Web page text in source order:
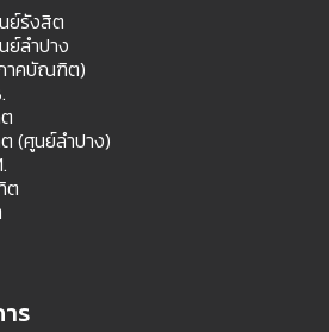
ย์รังสิต
ลำปาง
าคบัณฑิต)
(ศูนย์ลำปาง)
ต
ร